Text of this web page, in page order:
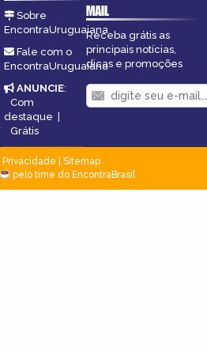
Sobre
EncontraUruguaiana
Fale com o
EncontraUruguaiana
ANUNCIE:
Com
destaque |
Grátis
MAIL
Receba grátis as
principais notícias,
dicas e promoções
Privacidade
Sitemap
pelo time do EncontraBrasil